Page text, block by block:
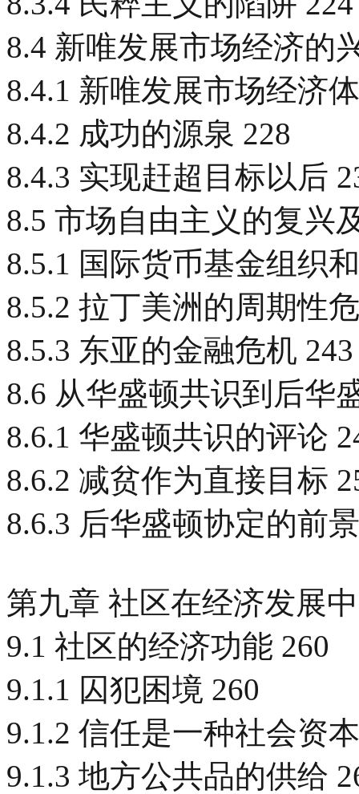
8.4 新唯发展市场经济的
8.4.1 新唯发展市场经济
8.4.2 成功的源泉 228
8.4.3 实现赶超目标以后
8.5 市场自由主义的复兴
8.5.1 国际货币基金组织
8.5.2 拉丁美洲的周期性
8.5.3 东亚的金融危机 243
8.6 从华盛顿共识到后华
8.6.1 华盛顿共识的评论
8.6.2 减贫作为直接目标
8.6.3 后华盛顿协定的前
第九章 社区在经济发展
9.1 社区的经济功能 260
9.1.1 囚犯困境 260
9.1.2 信任是一种社会资
9.1.3 地方公共品的供给